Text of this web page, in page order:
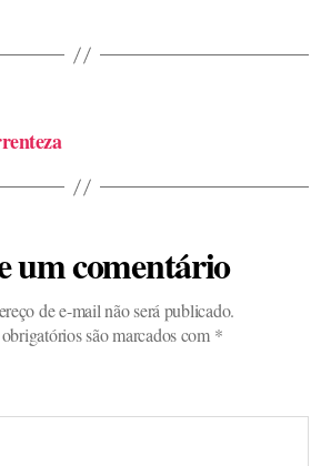
um comentário
de e-mail não será publicado.
são marcados com *